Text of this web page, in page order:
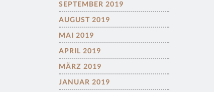
SEPTEMBER 2019
AUGUST 2019
MAI 2019
APRIL 2019
MÄRZ 2019
JANUAR 2019